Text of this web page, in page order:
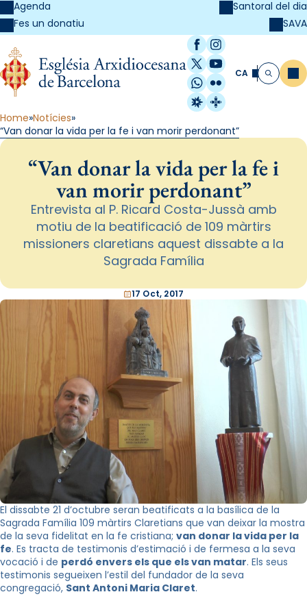
Agenda
Fes un donatiu
Santoral del dia
SAVA
Facebook
Instagram
X / Twitter
YouTube
WhatsApp
Flickr
Radio Estel
Catalunya
CA Cerca
Home Notícies
“Van donar la vida per la fe i van morir perdonant”
“Van donar la vida per la fe i
van morir perdonant”
Entrevista al P. Ricard Costa-Jussà amb
motiu de la beatificació de 109 màrtirs
missioners claretians aquest dissabte a la
Sagrada Família
17 Oct, 2017
El dissabte 21 d’octubre seran beatificats a la basílica de la
Sagrada Família 109 màrtirs Claretians que van deixar la mostra
de la seva fidelitat en la fe cristiana; van donar la vida per la
fe. Es tracta de testimonis d’estimació i de fermesa a la seva
vocació i de perdó envers els que els van matar. Els seus
testimonis segueixen l’estil del fundador de la seva
congregació, Sant Antoni Maria Claret.